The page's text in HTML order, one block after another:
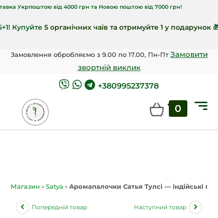
від 4000 грн та Новою поштою від 7000 грн!
5 органічних чаїв та отримуйте 1 у подарунок🎁!
Замовлення обробляємо з 9.00 по 17.00, Пн-ПтЗамовити
звортній виклик
+380995237378
0
Магазин »Satya »Аромапалочки Сатья Тулсі — індійські
Попередній товар Наступний товар